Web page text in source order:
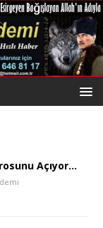
Açıyor…